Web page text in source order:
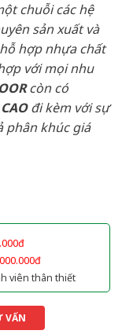
chuỗi các hệ
sản xuất và
hợp nhựa chất
với mọi nhu
còn có
CAOđi kèm với sự
phân khúc giá
viên thân thiết
VẤN